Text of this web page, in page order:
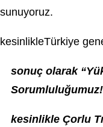
sunuyoruz.
kesinlikleTürkiye
sonuç olarak
kesinlikle Çorlu